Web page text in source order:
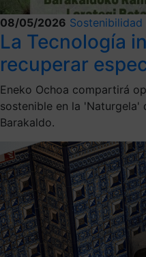
08/05/2026 Sostenibilidad
La Tecnología
recuperar
Eneko Ochoa compartirá
sostenible en la 'Naturgela'
Barakaldo.